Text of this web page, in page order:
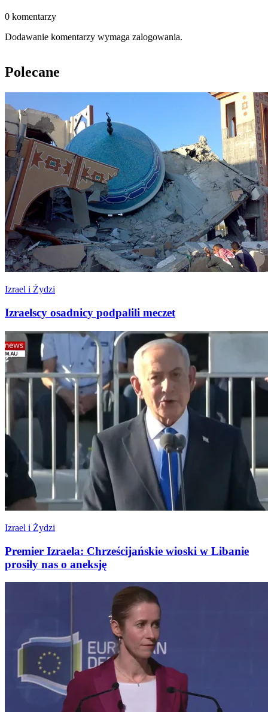
0 komentarzy
Dodawanie komentarzy wymaga zalogowania.
Polecane
Izrael i Żydzi
Izraelscy osadnicy podpalili meczet
Izrael i Żydzi
Premier Izraela: Chrześcijańskie wioski w Libanie
prosiły nas o aneksję